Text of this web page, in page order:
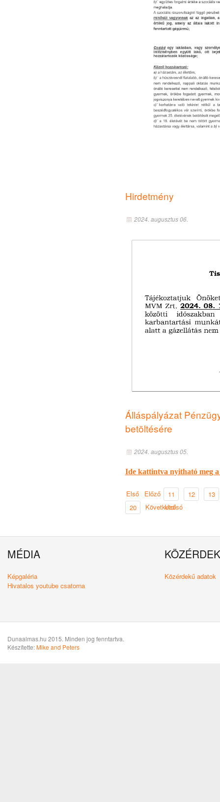
Hirdetmény
2024. augusztus 06.
Álláspályázat
betöltésére
2024. augusztus 05.
Ide kattintva nyitható meg a
Első Előző 11 12
13
20
Következő
Utolsó
MÉDIA
Képgaléria
Hivatalos youtube csatorna
Közérdekű adatok
Dunaalmas.hu 2015. Minden jog fenntartva.
Készítette:Mike and Peters